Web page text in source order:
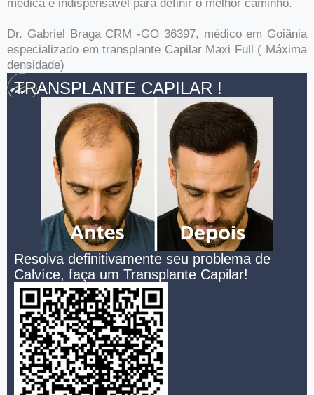
médica é indispensável para definir o melhor caminho.
Dr. Gabriel Braga CRM -GO 36397, médico em Goiânia
especializado em transplante Capilar Maxi Full ( Máxima
densidade)
TRANSPLANTE CAPILAR !
Resolva definitivamente seu problema de
Calvíce, faça um Transplante Capilar!